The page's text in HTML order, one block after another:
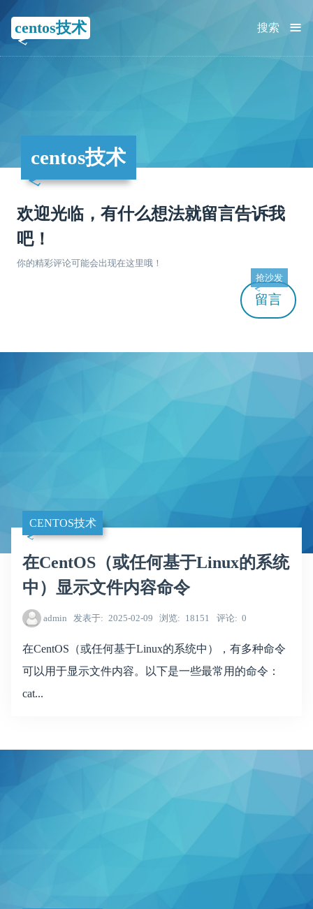
centos技术 ≡
搜索
centos技术
欢迎光临，有什么想法就留言告诉我
吧！
你的精彩评论可能会出现在这里哦！
留言
抢沙发
CENTOS技术
在CentOS（或任何基于Linux的系统
中）显示文件内容命令
admin 发表于 2025-02-09 浏览 18151 评论 0
在CentOS（或任何基于Linux的系统中），有多种命令
可以用于显示文件内容。以下是一些最常用的命令：
cat...